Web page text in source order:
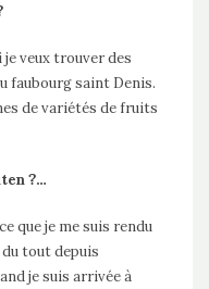
veux trouver des
faubourg saint Denis.
de variétés de fruits
?…
que je me suis rendu
tout depuis
je suis arrivée à